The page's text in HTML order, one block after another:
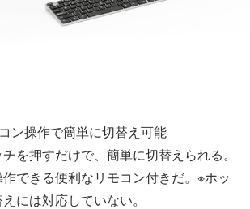
ン操作で簡単に切替え可能
を押すだけで、簡単に切替えられる。
できる便利なリモコン付きだ。※ホッ
には対応していない。